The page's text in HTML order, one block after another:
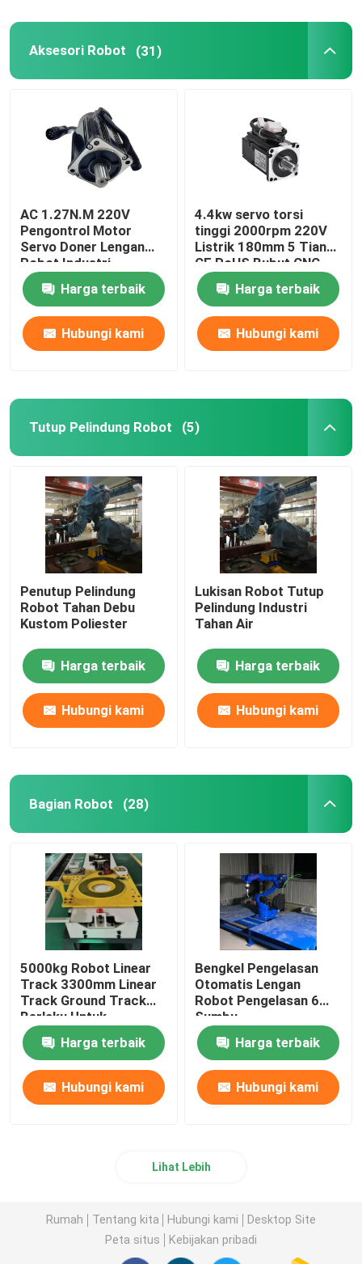
Aksesori Robot (31)
AC 1.27N.M 220V
Pengontrol Motor
Servo Doner Lengan
Robot Industri
Harga terbaik
Hubungi kami
4.4kw servo torsi
tinggi 2000rpm 220V
Listrik 180mm 5 Tiang
CE RoHS Bubut CNC
Standar
Harga terbaik
Hubungi kami
Tutup Pelindung Robot (5)
Penutup Pelindung
Robot Tahan Debu
Kustom Poliester
Harga terbaik
Hubungi kami
Lukisan Robot Tutup
Pelindung Industri
Tahan Air
Harga terbaik
Hubungi kami
Bagian Robot (28)
5000kg Robot Linear
Track 3300mm Linear
Track Ground Track
Berlaku Untuk
YASKAWA FANUC 6
Axis Industrial Robot
Arm
Harga terbaik
Hubungi kami
Bengkel Pengelasan
Otomatis Lengan
Robot Pengelasan 6
Sumbu
Harga terbaik
Hubungi kami
Lihat Lebih
Rumah Tentang kita Hubungi kami
Desktop Site
Peta situs
Kebijakan pribadi